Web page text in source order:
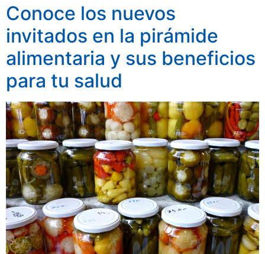
Conoce los nuevos
invitados en la pirámide
alimentaria y sus beneficios
para tu salud